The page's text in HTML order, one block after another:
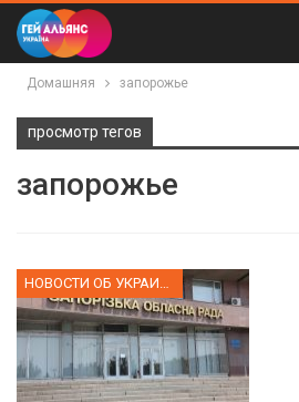
Домашняя запорожье
просмотр тегов
запорожье